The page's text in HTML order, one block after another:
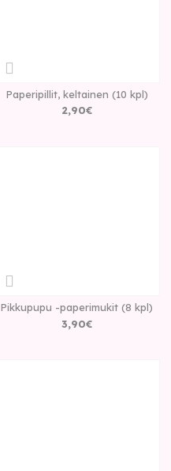
Paperipillit, keltainen (10 kpl)
2,90€
Pikkupupu -paperimukit (8 kpl)
3,90€